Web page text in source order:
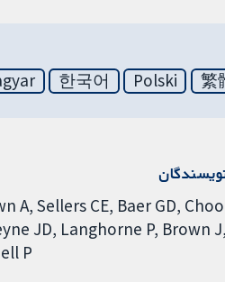
繁
Polski
한국어
A Sellers CE Baer GD Choo
JD Langhorne P Brown J
P